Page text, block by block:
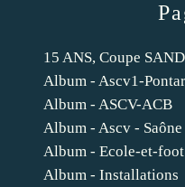
15 ANS, Coupe
Album - Ascv1-
Album - ASCV-ACB
Album - Ascv - Saône
Album - Ecole-et-foot
Album - Installations